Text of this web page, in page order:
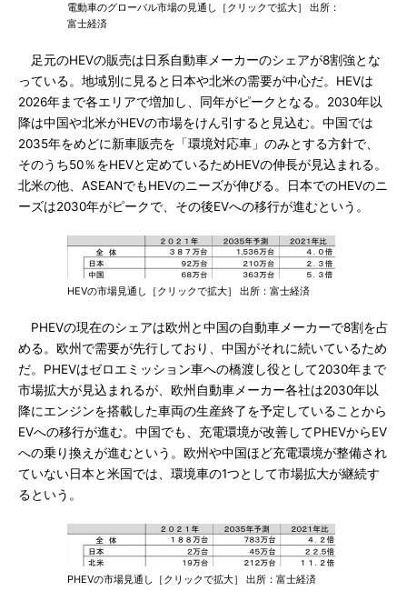
電動車のグローバル市場の見通し［クリックで拡大］ 出所：
富士経済
足元のHEVの販売は日系自動車メーカーのシェアが8割強とな
っている。地域別に見ると日本や北米の需要が中心だ。HEVは
2026年まで各エリアで増加し、同年がピークとなる。2030年以
降は中国や北米がHEVの市場をけん引すると見込む。中国では
2035年をめどに新車販売を「環境対応車」のみとする方針で、
そのうち50％をHEVと定めているためHEVの伸長が見込まれる。
北米の他、ASEANでもHEVのニーズが伸びる。日本でのHEVのニ
ーズは2030年がピークで、その後EVへの移行が進むという。
HEVの市場見通し［クリックで拡大］ 出所：富士経済
PHEVの現在のシェアは欧州と中国の自動車メーカーで8割を占
める。欧州で需要が先行しており、中国がそれに続いているため
だ。PHEVはゼロエミッション車への橋渡し役として2030年まで
市場拡大が見込まれるが、欧州自動車メーカー各社は2030年以
降にエンジンを搭載した車両の生産終了を予定していることから
EVへの移行が進む。中国でも、充電環境が改善してPHEVからEV
への乗り換えが進むという。欧州や中国ほど充電環境が整備され
ていない日本と米国では、環境車の1つとして市場拡大が継続す
るという。
PHEVの市場見通し［クリックで拡大］ 出所：富士経済